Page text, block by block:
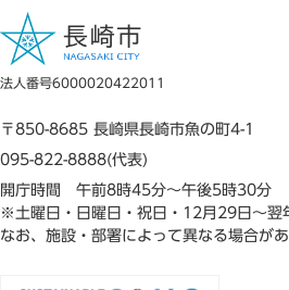
法人番号6000020422011
〒850-8685 長崎県長崎市魚の町4-1
095-822-8888(代表)
開庁時間 午前8時45分～午後5時30分
※土曜日・日曜日・祝日・12月29日～翌
なお、施設・部署によって異なる場合があ